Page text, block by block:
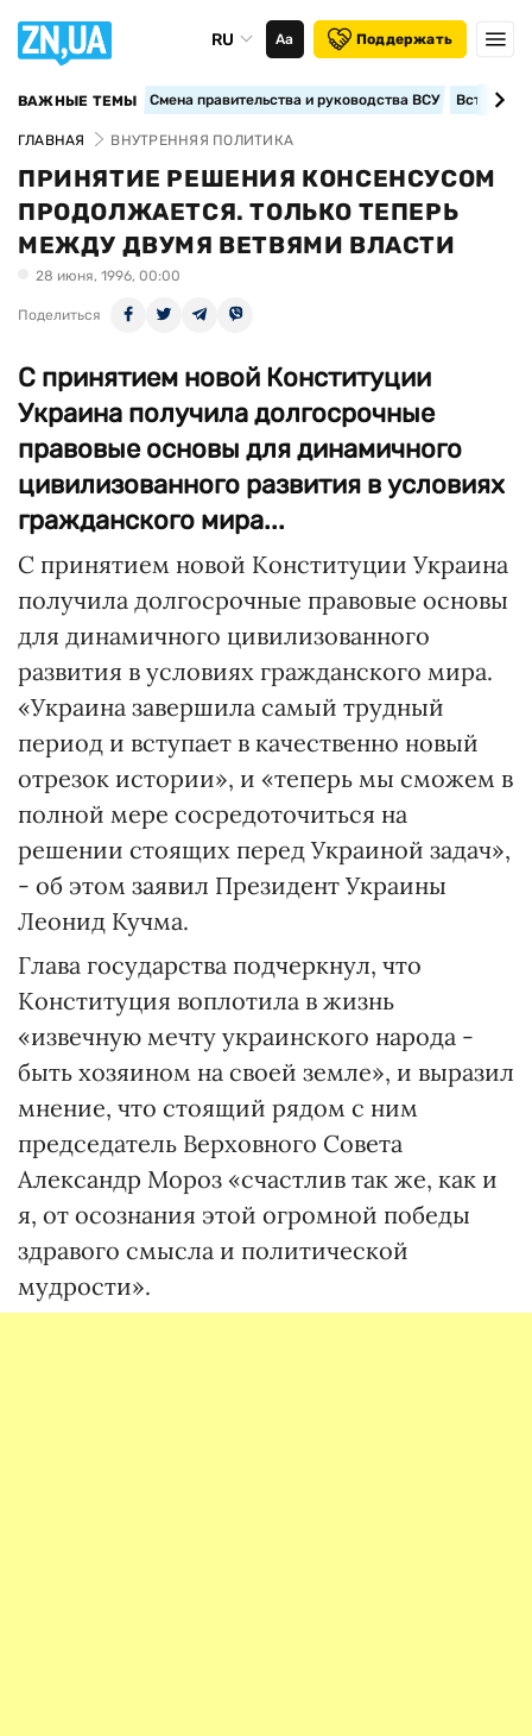
RU Аа Поддержать
ВАЖНЫЕ ТЕМЫ Смена правительства и руководства ВСУ
ГЛАВНАЯ ВНУТРЕННЯЯ ПОЛИТИКА
ПРИНЯТИЕ РЕШЕНИЯ КОНСЕНСУСОМ
ПРОДОЛЖАЕТСЯ. ТОЛЬКО ТЕПЕРЬ
МЕЖДУ ДВУМЯ ВЕТВЯМИ ВЛАСТИ
28 июня, 1996, 00:00
Поделиться
С принятием новой Конституции
Украина получила долгосрочные
правовые основы для динамичного
цивилизованного развития в условиях
гражданского мира...
С принятием новой Конституции Украина
получила долгосрочные правовые основы
для динамичного цивилизованного
развития в условиях гражданского мира.
«Украина завершила самый трудный
период и вступает в качественно новый
отрезок истории», и «теперь мы сможем в
полной мере сосредоточиться на
решении стоящих перед Украиной задач»,
- об этом заявил Президент Украины
Леонид Кучма.
Глава государства подчеркнул, что
Конституция воплотила в жизнь
«извечную мечту украинского народа -
быть хозяином на своей земле», и выразил
мнение, что стоящий рядом с ним
председатель Верховного Совета
Александр Мороз «счастлив так же, как и
я, от осознания этой огромной победы
здравого смысла и политической
мудрости».